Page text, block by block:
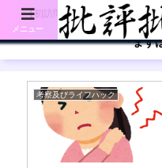
【初訪問の方は、下記の「まず
「まず
考察及びライフハック
メニュー